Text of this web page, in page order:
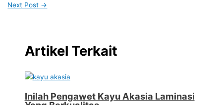
Next Post →
Artikel Terkait
Inilah Pengawet Kayu Akasia Laminasi